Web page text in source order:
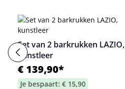
Set van 2 barkrukken LAZIO,
kunstleer
€ 139,90*
Je bespaart: € 15,90